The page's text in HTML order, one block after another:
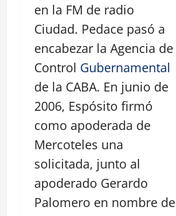
en la FM de radio
Ciudad. Pedace pasó a
encabezar la Agencia de
Control Gubernamental
de la CABA. En junio de
2006, Espósito firmó
como apoderada de
Mercoteles una
solicitada, junto al
apoderado Gerardo
Palomero en nombre de